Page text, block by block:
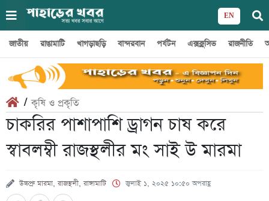
EN
জাতীয় রাঙামাটি খাগড়াছড়ি বান্দরবান পর্যটন এক্সক্লুসিভ রাজনীতি
/কৃষি ও প্রকৃতি
চাকরির পাশাপাশি ড্রাগন চাষ করে
স্বাবলম্বী রাজস্থলীর মং সাই উ মারমা
উচ্চপ্রু মারমা, রাজস্থলী, রাঙ্গামাটি জুলাই ১, ২০২৫ ১০:৫০ অপরাহ্ণ